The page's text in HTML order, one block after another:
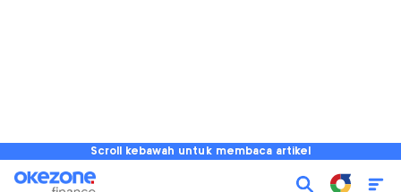
Scroll kebawah untuk membaca artikel